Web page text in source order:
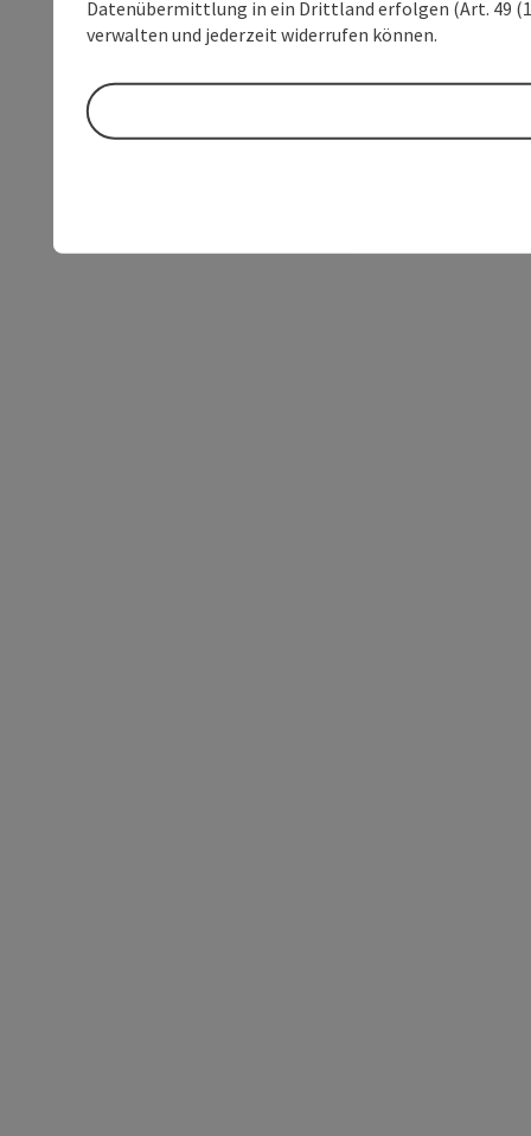
Datenübermittlung in ein Drittland erfolgen (Art. 49
verwalten und jederzeit widerrufen können.